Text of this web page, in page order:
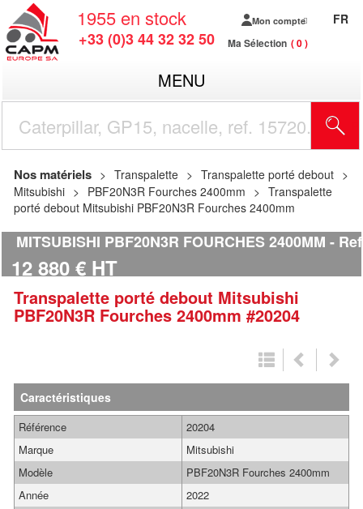
1955 en stock
+33 (0)3 44 32 32 50
Mon compte
Ma Sélection 0
FR
MENU
Nos matériels Transpalette
Transpalette porté debout
Mitsubishi
PBF20N3R Fourches 2400mm
Transpalette
porté debout Mitsubishi PBF20N3R Fourches 2400mm
MITSUBISHI PBF20N3R FOURCHES 2400MM
12 880 € HT
Transpalette porté debout Mitsubishi
PBF20N3R Fourches 2400mm #20204
Caractéristiques
Référence
20204
Marque
Mitsubishi
Modèle
PBF20N3R Fourches 2400mm
Année
2022